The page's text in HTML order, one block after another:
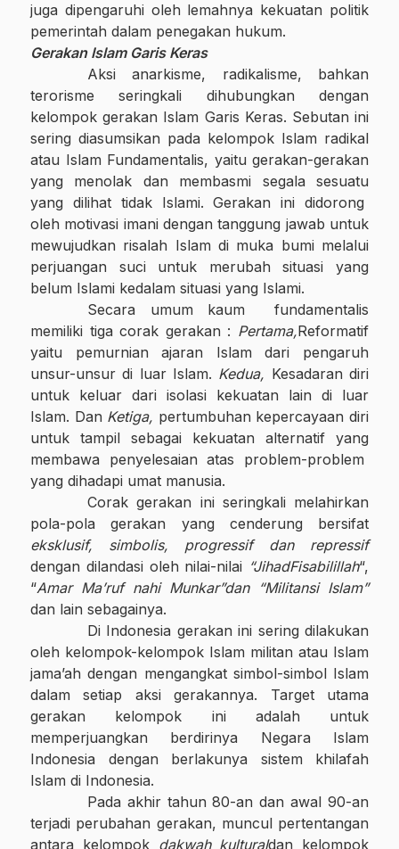
juga dipengaruhi oleh lemahnya kekuatan politik
pemerintah dalam penegakan hukum.
Gerakan Islam Garis Keras
Aksi anarkisme, radikalisme, bahkan
terorisme seringkali dihubungkan dengan
kelompok gerakan Islam Garis Keras. Sebutan ini
sering diasumsikan pada kelompok Islam radikal
atau Islam Fundamentalis, yaitu gerakan-gerakan
yang menolak dan membasmi segala sesuatu
yang dilihat tidak Islami. Gerakan ini didorong
oleh motivasi imani dengan tanggung jawab untuk
mewujudkan risalah Islam di muka bumi melalui
perjuangan suci untuk merubah situasi yang
belum Islami kedalam situasi yang Islami.
Secara umum kaum
fundamentalis
memiliki tiga corak gerakan : Pertama,Reformatif
yaitu pemurnian ajaran Islam dari pengaruh
unsur-unsur di luar Islam. Kedua, Kesadaran diri
untuk keluar dari isolasi kekuatan lain di luar
Islam. Dan Ketiga, pertumbuhan kepercayaan diri
untuk tampil sebagai kekuatan alternatif yang
membawa penyelesaian atas problem-problem
yang dihadapi umat manusia.
Corak gerakan ini seringkali melahirkan
pola-pola gerakan yang cenderung bersifat
eksklusif, simbolis, progressif dan repressif
dengan dilandasi oleh nilai-nilai “JihadFisabilillah“,
“Amar Ma’ruf nahi Munkar”dan “Militansi Islam”
dan lain sebagainya.
Di Indonesia gerakan ini sering dilakukan
oleh kelompok-kelompok Islam militan atau Islam
jama’ah dengan mengangkat simbol-simbol Islam
dalam setiap aksi gerakannya. Target utama
gerakan kelompok ini adalah untuk
memperjuangkan berdirinya Negara Islam
Indonesia dengan berlakunya sistem khilafah
Islam di Indonesia.
Pada akhir tahun 80-an dan awal 90-an
terjadi perubahan gerakan, muncul pertentangan
antara kelompok dakwah kulturaldan kelompok